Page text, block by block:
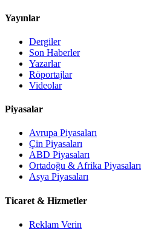
Yayınlar
Dergiler
Son Haberler
Yazarlar
Röportajlar
Videolar
Piyasalar
Avrupa Piyasaları
Çin Piyasaları
ABD Piyasaları
Ortadoğu & Afrika Piyasaları
Asya Piyasaları
Ticaret & Hizmetler
Reklam Verin